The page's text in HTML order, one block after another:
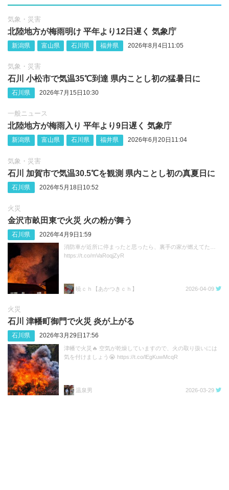
気象・災害
北陸地方が梅雨明け 平年より12日遅く 気象庁
新潟県 富山県 石川県 福井県 2026年8月4日11:05
気象・災害
石川 小松市で気温35℃到達 県内ことし初の猛暑日に
石川県 2026年7月15日10:30
一般ニュース
北陸地方が梅雨入り 平年より9日遅く 気象庁
新潟県 富山県 石川県 福井県 2026年6月20日11:04
気象・災害
石川 加賀市で気温30.5℃を観測 県内ことし初の真夏日に
石川県 2026年5月18日10:52
火災
金沢市畝田東で火災 火の粉が舞う
石川県 2026年4月9日1:59
消防車が近所に停まったと思ったら、裏手の家が燃えてた…
https://t.co/mVaRoqjZyR
暁ｃｈ【あかつきｃｈ】 2026-04-09
火災
石川 津幡町御門で火災 炎が上がる
石川県 2026年3月29日17:56
津幡で火災🔥 空気が乾燥していますので、火の取り扱いには
気を付けましょう😭 https://t.co/lEgKuwMcqR
温泉男 2026-03-29